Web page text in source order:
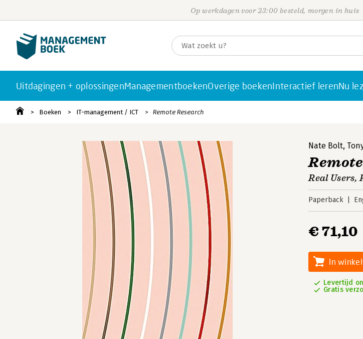
Op werkdagen voor 23:00 besteld, morgen in huis
Uitdagingen + oplossingenManagementboekenOverige boekenInteractief lerenNu
Boeken IT-management / ICT Remote Research
Nate Bolt,
Real Users,
Paperback
€ 71,10
In
Levertijd
Gratis